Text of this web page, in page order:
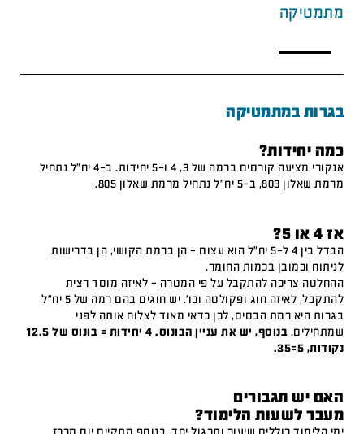
מתמטיקה
בגרות במתמטיקה
כמה יחידות?
אנקורי מציעה קורסים ברמה של 3, 4 ו-5 יחידות. ב-4 יח"ל נתחיל
מרמת שאלון 803, ב-5 יח"ל נתחיל מרמת שאלון 805.
אז 4 או 5?
הבדל בין 4 ל-5 יח"ל הוא עצום – הן ברמת הקושי, הן בדרישות
לניתוח וכמובן בכמות החומר.
ההחלטה צריכה להתקבל על פי המטרה – לאיזה מוסד רצית
להתקבל, לאיזה חוג ופקולטה וכו'. יש חוגים בהם רמה של 5 יח"ל
בגרות היא רמת הבסיס, לכן כדאי מאוד לצלוח אותה לפני
שמתחילים.
בנוסף, יש את עניין הבונוס. 4 יחידות = בונוס של 12.5
נקודות, 5=35.
האם יש תגבורים
מעבר לשעות הלימוד?